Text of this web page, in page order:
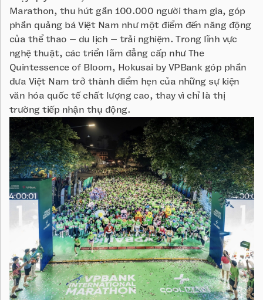
Marathon, thu hút gần 100.000 người tham gia, góp
phần quảng bá Việt Nam như một điểm đến năng động
của thể thao – du lịch – trải nghiệm. Trong lĩnh vực
nghệ thuật, các triển lãm đẳng cấp như The
Quintessence of Bloom, Hokusai by VPBank góp phần
đưa Việt Nam trở thành điểm hẹn của những sự kiện
văn hóa quốc tế chất lượng cao, thay vì chỉ là thị
trường tiếp nhận thụ động.